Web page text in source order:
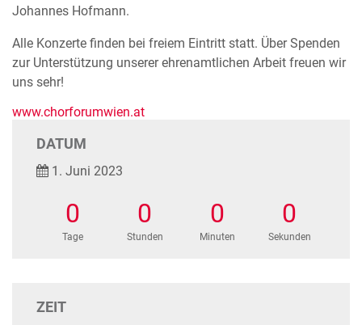
Johannes Hofmann.
Alle Konzerte finden bei freiem Eintritt statt. Über Spenden
zur Unterstützung unserer ehrenamtlichen Arbeit freuen wir
uns sehr!
www.chorforumwien.at
DATUM
1. Juni 2023
0
Tage
0
Stunden
0
Minuten
0
Sekunden
ZEIT